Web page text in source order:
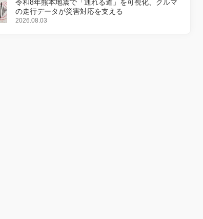
令和8年熊本地震で「通れる道」を可視化、クルマ
の走行データが災害対応を支える
2026.08.03